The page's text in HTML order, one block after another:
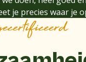
je precies waar je